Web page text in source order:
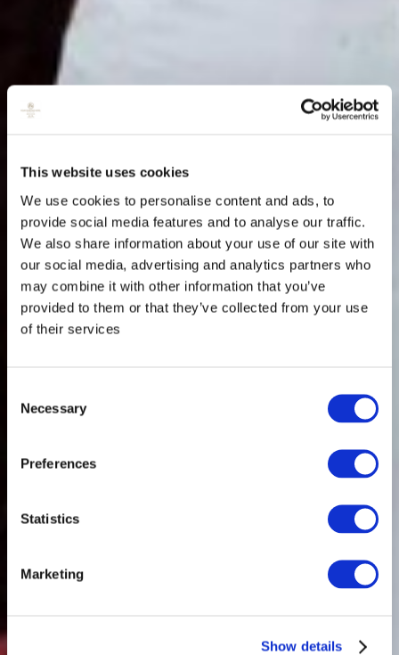
This website uses cookies
We use cookies to personalise content and ads, to
provide social media features and to analyse our traffic.
We also share information about your use of our site with
our social media, advertising and analytics partners who
may combine it with other information that you’ve
provided to them or that they’ve collected from your use
of their services
Selection
Necessary
Preferences
Statistics
Marketing
Show details